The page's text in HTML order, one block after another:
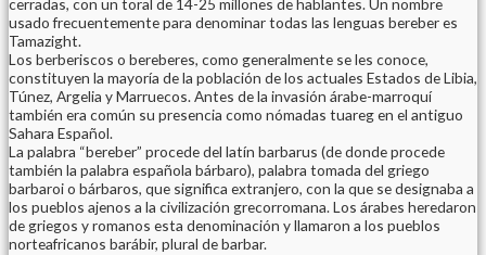
cerradas, con un toral de 14-25 millones de hablantes. Un nombre
usado frecuentemente para denominar todas las lenguas bereber es
Tamazight.
Los berberiscos o bereberes, como generalmente se les conoce,
constituyen la mayoría de la población de los actuales Estados de Libia,
Túnez, Argelia y Marruecos. Antes de la invasión árabe-marroquí
también era común su presencia como nómadas tuareg en el antiguo
Sahara Español.
La palabra “bereber” procede del latín barbarus (de donde procede
también la palabra española bárbaro), palabra tomada del griego
barbaroi o bárbaros, que significa extranjero, con la que se designaba a
los pueblos ajenos a la civilización grecorromana. Los árabes heredaron
de griegos y romanos esta denominación y llamaron a los pueblos
norteafricanos barábir, plural de barbar.